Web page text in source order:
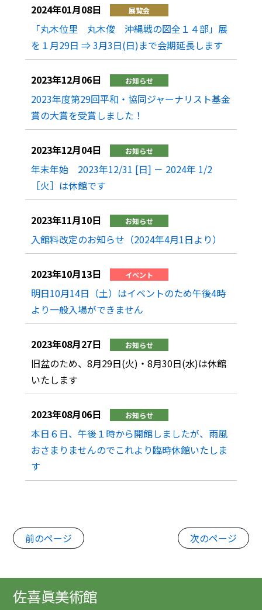
2024年01月08日 展覧会
「丸木位里 丸木俊 沖縄戦の図全１４部」展
を１月29日 ⇒ 3月3日(日)まで会期延長します
2023年12月06日 お知らせ
2023年度第29回平和・協同ジャーナリスト基金
賞の大賞を受賞しました！
2023年12月04日 お知らせ
年末年始 2023年12/31 [日] － 2024年 1/2
［火］は休館です
2023年11月10日 お知らせ
入館料改定のお知らせ（2024年4月1日より）
2023年10月13日 イベント
明日10月14日（土）はイベントのため午後4時
より一般入場ができません
2023年08月27日 お知らせ
旧盆のため、8月29日(火)・8月30日(水)は休館
いたします
2023年08月06日 お知らせ
本日６日、午後１時から開館しましたが、雨風
おさまりませんのでこれより臨時休館いたしま
す
前のページ 次のページ
佐喜眞美術館